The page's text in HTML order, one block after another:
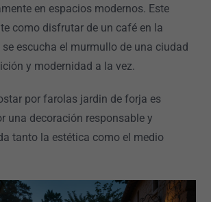
en espacios modernos. Este
como disfrutar de un café en la
escucha el murmullo de una ciudad
y modernidad a la vez.
por farolas jardin de forja es
una decoración responsable y
tanto la estética como el medio